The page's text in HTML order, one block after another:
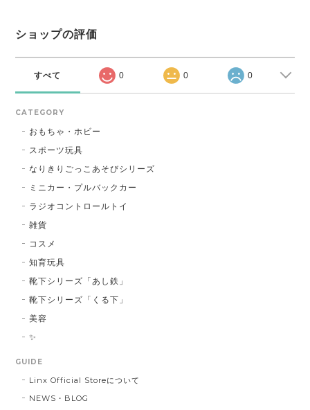
ショップの評価
すべて 0 0 0
CATEGORY
おもちゃ・ホビー
スポーツ玩具
なりきりごっこあそびシリーズ
ミニカー・プルバックカー
ラジオコントロールトイ
雑貨
コスメ
知育玩具
靴下シリーズ「あし鉄」
靴下シリーズ「くる下」
美容
✨
GUIDE
Linx Official Storeについて
NEWS・BLOG